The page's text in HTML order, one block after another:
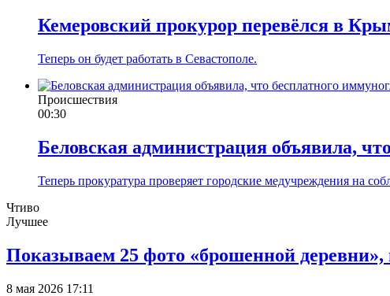
Кемеровский прокурор перевёлся в
Теперь он будет работать в Севастополе.
Происшествия
00:30
Беловская администрация объявила,
Теперь прокуратура проверяет городские медучреждения на
Чтиво
Лучшее
Показываем 25 фото «брошенной деревни»,
8 мая 2026 17:11